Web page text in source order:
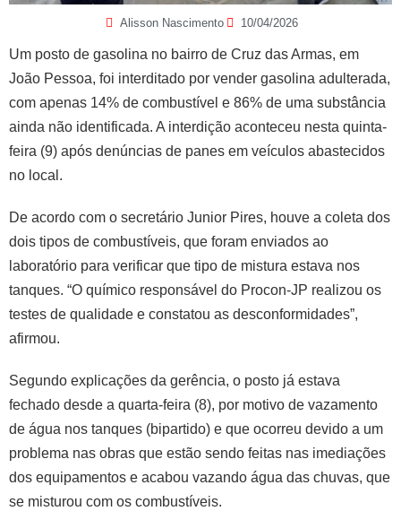
Alisson Nascimento 10/04/2026
Um posto de gasolina no bairro de Cruz das Armas, em
João Pessoa, foi interditado por vender gasolina adulterada,
com apenas 14% de combustível e 86% de uma substância
ainda não identificada. A interdição aconteceu nesta quinta-
feira (9) após denúncias de panes em veículos abastecidos
no local.
De acordo com o secretário Junior Pires, houve a coleta dos
dois tipos de combustíveis, que foram enviados ao
laboratório para verificar que tipo de mistura estava nos
tanques. “O químico responsável do Procon-JP realizou os
testes de qualidade e constatou as desconformidades”,
afirmou.
Segundo explicações da gerência, o posto já estava
fechado desde a quarta-feira (8), por motivo de vazamento
de água nos tanques (bipartido) e que ocorreu devido a um
problema nas obras que estão sendo feitas nas imediações
dos equipamentos e acabou vazando água das chuvas, que
se misturou com os combustíveis.